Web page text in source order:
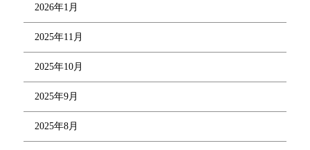
2026年1月
2025年11月
2025年10月
2025年9月
2025年8月